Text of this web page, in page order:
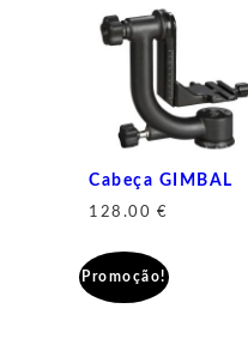
Cabeça GIMBAL
128.00 €
Promoção!